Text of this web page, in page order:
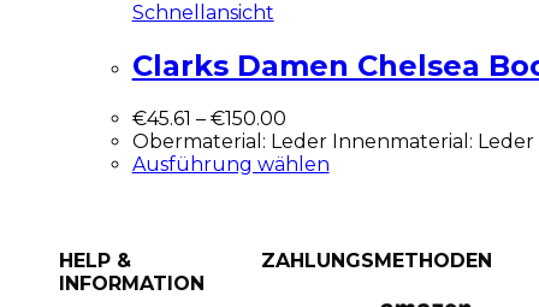
Schnellansicht
Clarks Damen Chelsea
€45.61 – €150.00
Obermaterial: Leder Innenmaterial: Leder
Ausführung wählen
HELP &
INFORMATION
ZAHLUNGSMETHODEN